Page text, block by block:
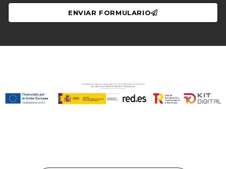
ENVIAR FORMULARIO